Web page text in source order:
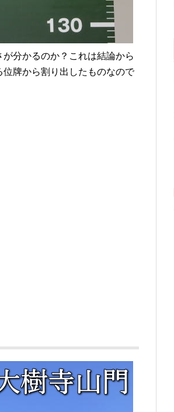
分かるのか？これは結論から
牌から割り出したものなので